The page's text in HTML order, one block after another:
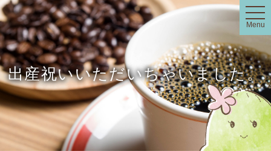
t
o
g
g
l
e
n
a
v
i
g
a
t
i
o
n
Menu
出産祝いいただいちゃいました。